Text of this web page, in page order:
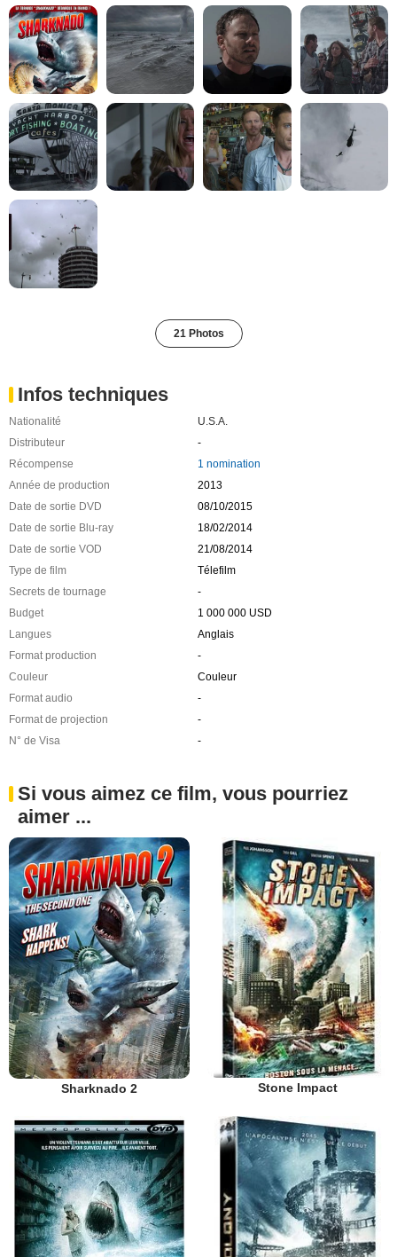
21 Photos
Infos techniques
Nationalité
U.S.A.
Distributeur
-
Récompense
1 nomination
Année de production
2013
Date de sortie DVD
08/10/2015
Date de sortie Blu-ray
18/02/2014
Date de sortie VOD
21/08/2014
Type de film
Télefilm
Secrets de tournage
-
Budget
1 000 000 USD
Langues
Anglais
Format production
-
Couleur
Couleur
Format audio
-
Format de projection
-
N° de Visa
-
Si vous aimez ce film, vous pourriez
aimer ...
Sharknado 2 Stone Impact